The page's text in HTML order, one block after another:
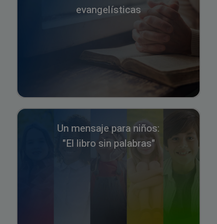
evangelísticas
Un mensaje para niños:
"El libro sin palabras"